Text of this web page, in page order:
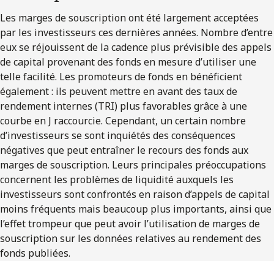
Les marges de souscription ont été largement acceptées
par les investisseurs ces dernières années. Nombre d’entre
eux se réjouissent de la cadence plus prévisible des appels
de capital provenant des fonds en mesure d’utiliser une
telle facilité. Les promoteurs de fonds en bénéficient
également : ils peuvent mettre en avant des taux de
rendement internes (TRI) plus favorables grâce à une
courbe en J raccourcie. Cependant, un certain nombre
d’investisseurs se sont inquiétés des conséquences
négatives que peut entraîner le recours des fonds aux
marges de souscription. Leurs principales préoccupations
concernent les problèmes de liquidité auxquels les
investisseurs sont confrontés en raison d’appels de capital
moins fréquents mais beaucoup plus importants, ainsi que
l’effet trompeur que peut avoir l’utilisation de marges de
souscription sur les données relatives au rendement des
fonds publiées.